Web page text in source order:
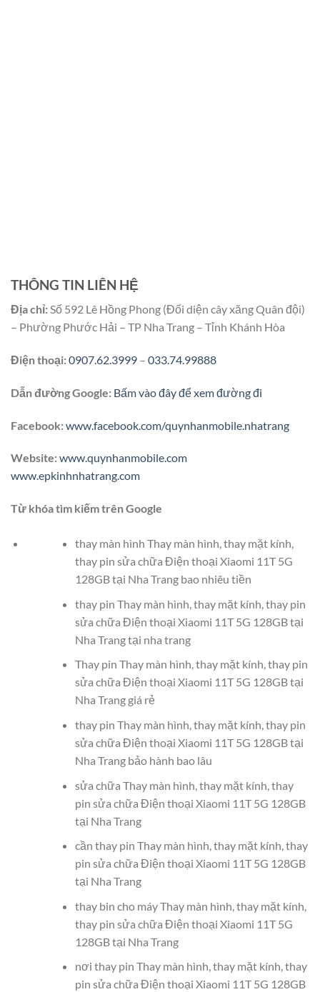
THÔNG TIN LIÊN HỆ
Địa chỉ:Số 592 Lê Hồng Phong (Đối diện cây xăng Quân đội)
– Phường Phước Hải – TP Nha Trang – Tỉnh Khánh Hòa
Điện thoại:0907.62.3999 – 033.74.99888
Dẫn đường Google: Bấm vào đây để xem đường đi
Facebook:www.facebook.com/quynhanmobile.nhatrang
Website:www.quynhanmobile.com
www.epkinhnhatrang.com
Từ khóa tìm kiếm trên Google
thay màn hình Thay màn hình, thay mặt kính,
thay pin sửa chữa Điện thoại Xiaomi 11T 5G
128GB tại Nha Trang bao nhiêu tiền
thay pin Thay màn hình, thay mặt kính, thay pin
sửa chữa Điện thoại Xiaomi 11T 5G 128GB tại
Nha Trang tại nha trang
Thay pin Thay màn hình, thay mặt kính, thay pin
sửa chữa Điện thoại Xiaomi 11T 5G 128GB tại
Nha Trang giá rẻ
thay pin Thay màn hình, thay mặt kính, thay pin
sửa chữa Điện thoại Xiaomi 11T 5G 128GB tại
Nha Trang bảo hành bao lâu
sửa chữa Thay màn hình, thay mặt kính, thay
pin sửa chữa Điện thoại Xiaomi 11T 5G 128GB
tại Nha Trang
cần thay pin Thay màn hình, thay mặt kính, thay
pin sửa chữa Điện thoại Xiaomi 11T 5G 128GB
tại Nha Trang
thay bin cho máy Thay màn hình, thay mặt kính,
thay pin sửa chữa Điện thoại Xiaomi 11T 5G
128GB tại Nha Trang
nơi thay pin Thay màn hình, thay mặt kính, thay
pin sửa chữa Điện thoại Xiaomi 11T 5G 128GB